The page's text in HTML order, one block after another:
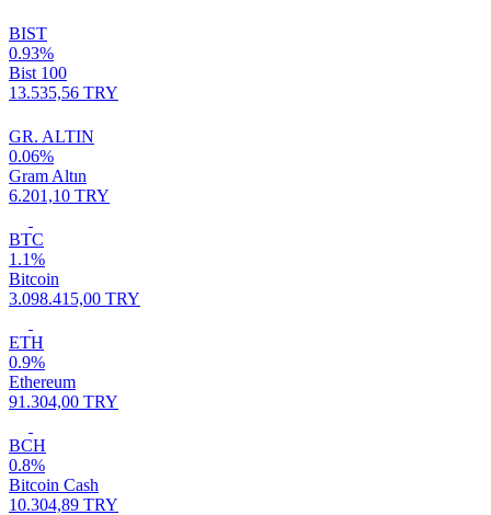
BIST
0.93%
Bist 100
13.535,56 TRY
GR. ALTIN
0.06%
Gram Altın
6.201,10 TRY
BTC
1.1%
Bitcoin
3.098.415,00 TRY
ETH
0.9%
Ethereum
91.304,00 TRY
BCH
0.8%
Bitcoin Cash
10.304,89 TRY